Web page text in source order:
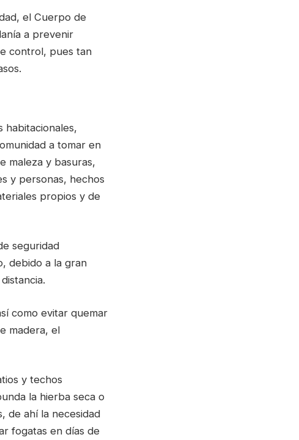
el Cuerpo de
a prevenir
control, pues tan
habitacionales,
a tomar en
maleza y basuras,
y personas, hechos
propios y de
seguridad
debido a la gran
como evitar quemar
madera, el
y techos
la hierba seca o
de ahí la necesidad
fogatas en días de